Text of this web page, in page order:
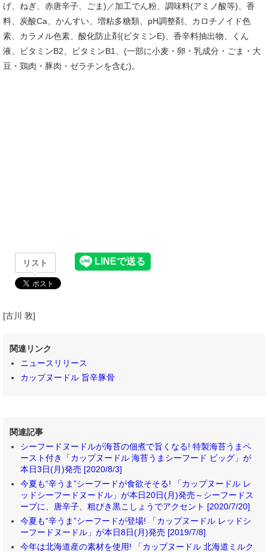
げ、ねぎ、赤唐辛子、ごま)／加工でん粉、調味料(アミノ酸等)、香
料、炭酸Ca、かんすい、増粘多糖類、pH調整剤、カロチノイド色
素、カラメル色素、酸化防止剤(ビタミンE)、香辛料抽出物、くん
液、ビタミンB2、ビタミンB1、(一部に小麦・卵・乳成分・ごま・大
豆・鶏肉・豚肉・ゼラチンを含む)。
リスト
[古川 敦]
関連リンク
ニュースリリース
カップヌードル 旨辛豚骨
関連記事
シーフードヌードルが海苔の佃煮で旨くなる! 特製海苔うまペ
ースト付き「カップヌードル 海苔うまシーフード ビッグ」が
本日3日(月)発売 [2020/8/3]
今夏も“辛うま”シーフードが食欲そそる! 「カップヌードル レ
ッドシーフードヌードル」が本日20日(月)発売～シーフードス
ープに、唐辛子、粗びき黒こしょうでアクセント [2020/7/20]
今夏も“辛うま”シーフードが登場! 「カップヌードル レッドシ
ーフードヌードル」が本日8日(月)発売 [2019/7/8]
今年は北海道産の素材を使用! 「カップヌードル 北海道ミルク